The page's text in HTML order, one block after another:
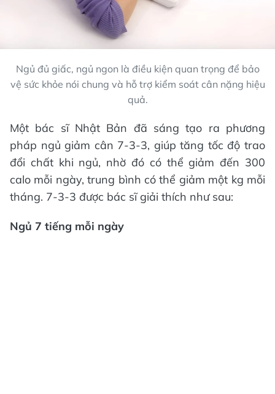
Ngủ đủ giấc, ngủ ngon là điều kiện quan trọng để bảo
vệ sức khỏe nói chung và hỗ trợ kiểm soát cân nặng hiệu
quả.
Một bác sĩ Nhật Bản đã sáng tạo ra phương
pháp ngủ giảm cân 7-3-3, giúp tăng tốc độ trao
đổi chất khi ngủ, nhờ đó có thể giảm đến 300
calo mỗi ngày, trung bình có thể giảm một kg mỗi
tháng. 7-3-3 được bác sĩ giải thích như sau:
Ngủ 7 tiếng mỗi ngày